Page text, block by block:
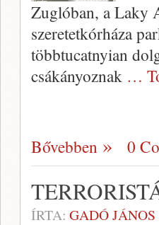
Zuglóban, a Laky
szeretetkórháza
többtucatnyian
csákányoznak …
Bővebben 0
ÍRTA: GADÓ JÁNOS